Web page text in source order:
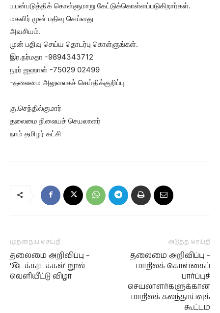
பயன்படுத்திக் கொள்ளுமாறு கேட்டுக்கொள்ளப்படுகிறார்கள்.
மகளிர் முன் பதிவு செய்வது
அவசியம்.
முன் பதிவு செய்ய தொடர்பு கொள்ளுங்கள்.
இர.நர்மதா -9894343712
நூர் ஜஹான் -75029 02499
-தலைமை அலுவலகச் செய்திக்குறிப்பு
கு.செந்தில்குமார்
தலைமை நிலையச் செயலாளர்
நாம் தமிழர் கட்சி
முந்தைய செய்தி
தலைமை அறிவிப்பு –
‘இடக்கரடக்கல்’ நூல்
வெளியீட்டு விழா
அடுத்த செய்தி
தலைமை அறிவிப்பு –
மாநிலக் கொள்கைப்
பார்ப்புச்
செயலாளர்களுக்கான
மாநிலக் கலந்தாய்வுக்
கூட்டம்